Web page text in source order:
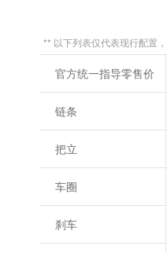
** 以下列表仅代表现行配置
官方统一指导零售价
链条
把立
车圈
刹车